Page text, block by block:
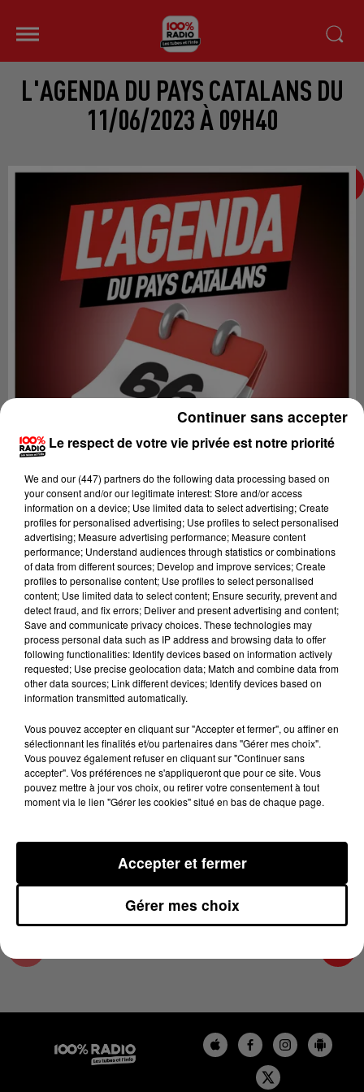
L'AGENDA DU PAYS CATALANS DU
11/06/2023 À 09H40
Lecture (1 min 15 sec)
100%
L'agenda du Pays catalans
11 juin 2023 - 1 min 15 sec
L'AGENDA DU PAYS CATALANS DU 11/06/2023
À 09H40
L'agenda du Pays catalan
Le respect de votre vie privée est notre priorité
We and our (447) partnersdo the following data processing based on
your consent and/or our legitimate interest: Store and/or access
information on a device; Use limited data to select advertising; Create
profiles for personalised advertising; Use profiles to select personalised
advertising; Measure advertising performance; Measure content
performance; Understand audiences through statistics or combinations
of data from different sources; Develop and improve services; Create
profiles to personalise content; Use profiles to select personalised
content; Use limited data to select content; Ensure security, prevent and
detect fraud, and fix errors; Deliver and present advertising and content;
Save and communicate privacy choices. These technologies may
process personal data such as IP address and browsing data to offer
following functionalities: Identify devices based on information actively
requested; Use precise geolocation data; Match and combine data from
other data sources; Link different devices; Identify devices based on
information transmitted automatically.
Vous pouvez accepter en cliquant sur "Accepter et fermer", ou affiner en
sélectionnant les finalités et/ou partenaires dans "Gérer mes choix".
Vous pouvez également refuser en cliquant sur "Continuer sans
accepter". Vos préférences ne s'appliqueront que pour ce site. Vous
pouvez mettre à jour vos choix, ou retirer votre consentement à tout
moment via le lien "Gérer les cookies" situé en bas de chaque page.
Gérer mes choix
Accepter et fermer
Continuer sans accepter